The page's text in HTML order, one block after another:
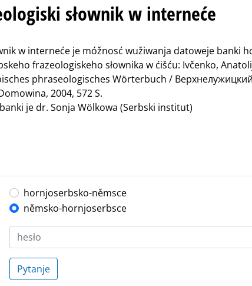
słownik w interneće
w interneće je móžnosć wužiwanja datoweje banki
frazeologiskeho słownika w ćišću: Ivčenko,
phraseologisches Wörterbuch /
2004, 572 S.
je dr. Sonja Wölkowa (Serbski institut)
hornjoserbsko-němsce
němsko-hornjoserbsce
Pytanje